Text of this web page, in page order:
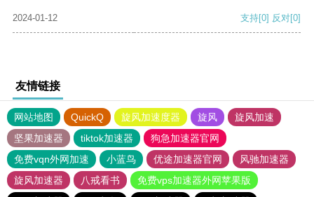
2024-01-12 支持[0] 反对[0]
友情链接
网站地图 QuickQ 旋风加速度器 旋风
旋风加速
坚果加速器
tiktok加速器
狗急加速器官网
免费vqn外网加速
小蓝鸟 优途加速器官网
风驰加速器
旋风加速器
八戒看书
免费vps加速器外网苹果版